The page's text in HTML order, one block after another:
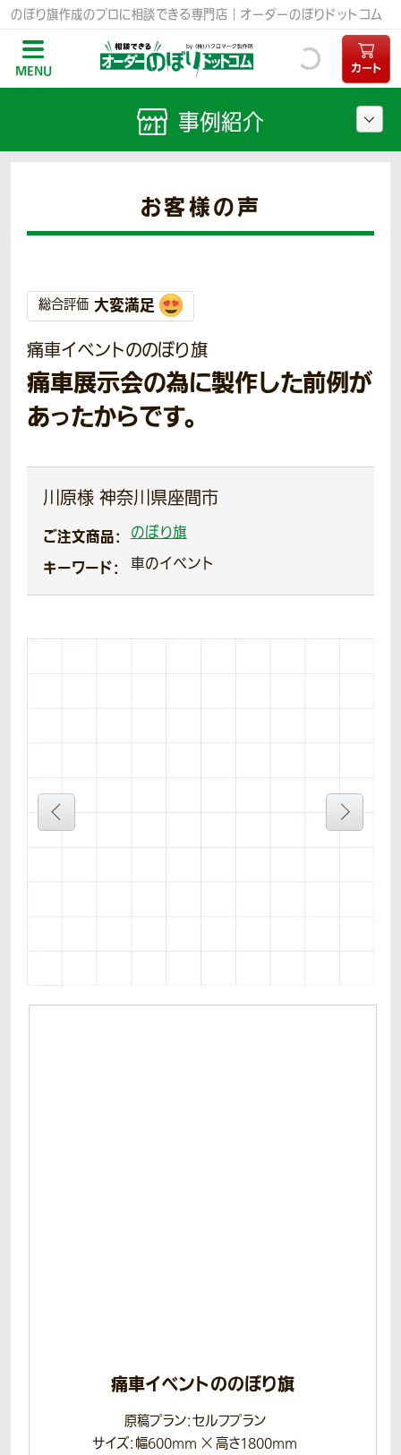
のぼり旗作成のプロに相談できる専門店｜オーダーのぼりドットコム
MENU カート
お客様の声
総合評価 大変満足
痛車イベントののぼり旗
痛車展示会の為に製作した前例が
あったからです。
川原様 神奈川県座間市
ご注文商品： のぼり旗
キーワード： 車のイベント
痛車イベントののぼり旗
原稿プラン：セルフプラン
サイズ：幅600mm × 高さ1800mm
事例紹介